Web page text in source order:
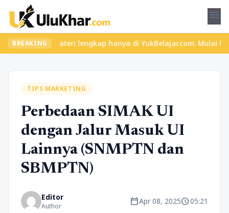
menu
BREAKING
dan materi lengkap hanya di YukBelajar.com. Mulai
TIPS MARKETING
Perbedaan SIMAK UI
dengan Jalur Masuk UI
Lainnya (SNMPTN dan
SBMPTN)
Editor
Author calendar_todayApr 08, 2025schedule05:21